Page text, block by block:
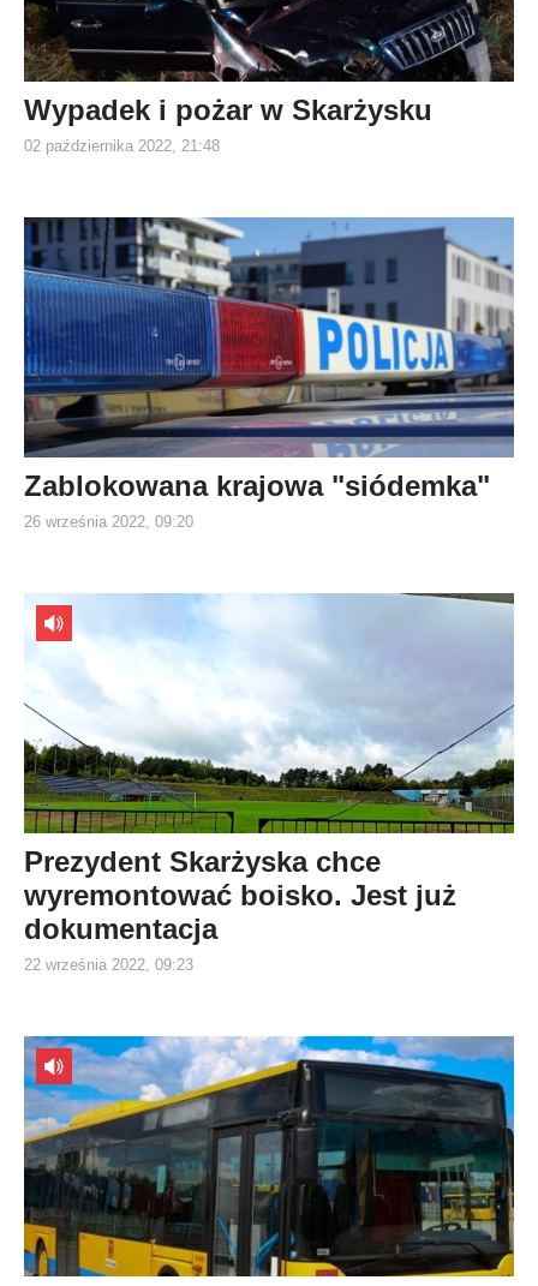
Wypadek i pożar w Skarżysku
02 października 2022, 21:48
Zablokowana krajowa "siódemka"
26 września 2022, 09:20
Prezydent Skarżyska chce
wyremontować boisko. Jest już
dokumentacja
22 września 2022, 09:23